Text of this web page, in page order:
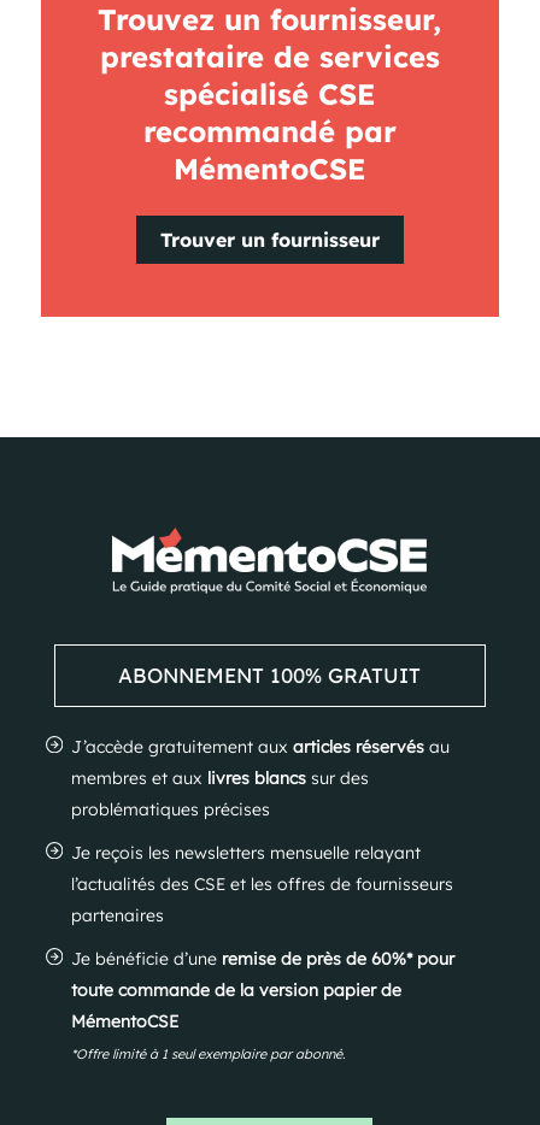
Trouvez un fournisseur,
prestataire de services
spécialisé CSE
recommandé par
MémentoCSE
Trouver un fournisseur
ABONNEMENT 100% GRATUIT
J’accède gratuitement aux articles réservésau
membres et aux livres blancssur des
problématiques précises
Je reçois les newsletters mensuelle relayant
l’actualités des CSE et les offres de fournisseurs
partenaires
Je bénéficie d’une remise de près de 60%* pour
toute commande de la version papier de
MémentoCSE
*Offre limité à 1 seul exemplaire par abonné.